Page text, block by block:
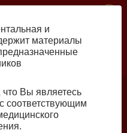
и
материалы
Вы являетесь
соответствующим